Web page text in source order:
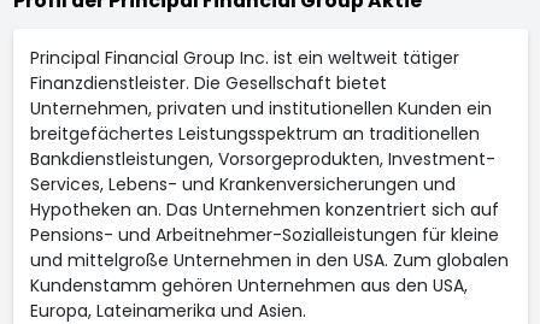
Principal Financial Group Inc. ist ein weltweit tätiger
Finanzdienstleister. Die Gesellschaft bietet
Unternehmen, privaten und institutionellen Kunden ein
breitgefächertes Leistungsspektrum an traditionellen
Bankdienstleistungen, Vorsorgeprodukten, Investment-
Services, Lebens- und Krankenversicherungen und
Hypotheken an. Das Unternehmen konzentriert sich auf
Pensions- und Arbeitnehmer-Sozialleistungen für kleine
und mittelgroße Unternehmen in den USA. Zum globalen
Kundenstamm gehören Unternehmen aus den USA,
Europa, Lateinamerika und Asien.